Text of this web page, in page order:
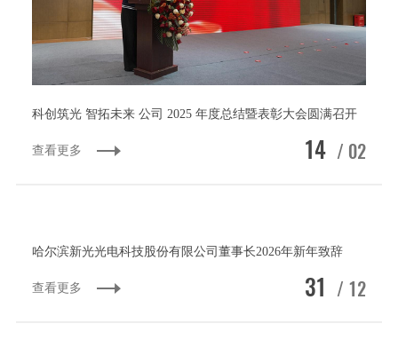
科创筑光 智拓未来 公司 2025 年度总结暨表彰大会圆满召开
查看更多 14 / 02
哈尔滨新光光电科技股份有限公司董事长2026年新年致辞
查看更多 31 / 12